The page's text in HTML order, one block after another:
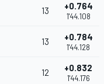
13 +0.764
1'44.108
13 +0.784
1'44.128
12 +0.832
1'44.176